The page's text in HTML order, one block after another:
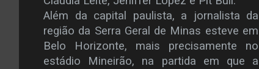
Além da capital paulista, a jornalista da
região da Serra Geral de Minas esteve em
Belo Horizonte, mais precisamente no
estádio Mineirão, na partida em que a